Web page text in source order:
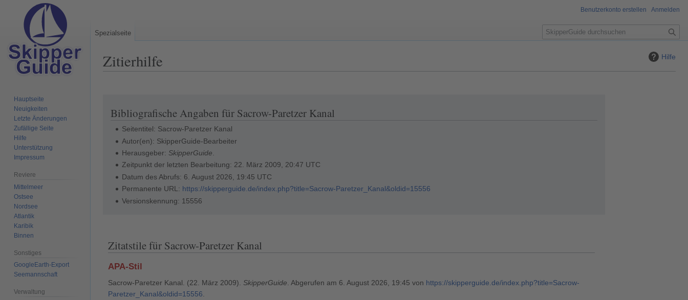
Hilfe
Zitierhilfe
Navigation
Suche
Bibliografische Angaben für Sacrow-Paretzer Kanal
Seitentitel: Sacrow-Paretzer Kanal
Autor(en): SkipperGuide-Bearbeiter
Herausgeber: SkipperGuide
Zeitpunkt der letzten Bearbeitung: 22. März 2009, 20:47 UTC
Datum des Abrufs: 6. August 2026, 19:45 UTC
Permanente URL: https://skipperguide.de/index.php?title=Sacrow-Paretzer_Kanal&oldid=15556
Versionskennung: 15556
Zitatstile für Sacrow-Paretzer Kanal
APA-Stil
Sacrow-Paretzer Kanal. (22. März 2009). SkipperGuide . Abgerufen am 6. August 2026, 19:45 von https://skipperguide.de/index.php?title=Sacrow-
Paretzer_Kanal&oldid=15556
Benutzerkonto erstellen Anmelden
Spezialseite
S
u
e
Hauptseite
Neuigkeiten
Letzte Änderungen
Zufällige Seite
Hilfe
Unterstützung
Impressum
Reviere
Mittelmeer
Ostsee
Nordsee
Atlantik
Karibik
Binnen
Sonstiges
GoogleEarth-Export
Seemannschaft
Verwaltung